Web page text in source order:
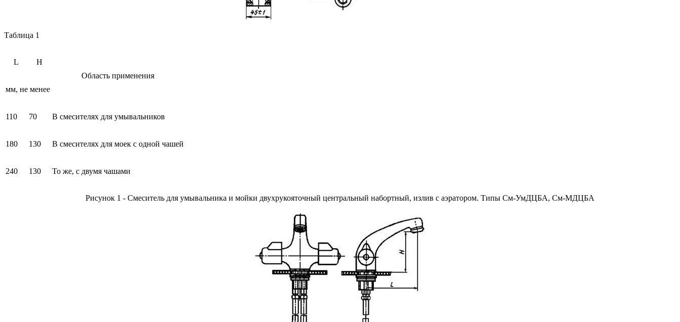
Таблица 1
L
H
Область применения
мм, не менее
110 70 В смесителях для умывальников
180 130 В смесителях для моек с одной чашей
240 130 То же, с двумя чашами
Рисунок 1 - Смеситель для умывальника и мойки двухрукояточный центральный набортный, излив с аэратором. Типы См-УмДЦБА, См-МДЦБА